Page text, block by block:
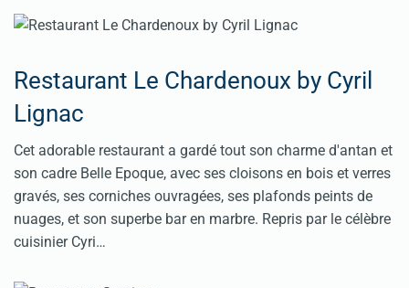
Restaurant Le Chardenoux by Cyril
Lignac
Cet adorable restaurant a gardé tout son charme d'antan et
son cadre Belle Epoque, avec ses cloisons en bois et verres
gravés, ses corniches ouvragées, ses plafonds peints de
nuages, et son superbe bar en marbre. Repris par le célèbre
cuisinier Cyri…